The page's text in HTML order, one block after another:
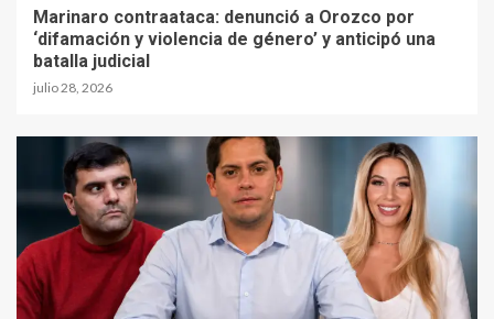
Marinaro contraataca: denunció a Orozco por
‘difamación y violencia de género’ y anticipó una
batalla judicial
julio 28, 2026